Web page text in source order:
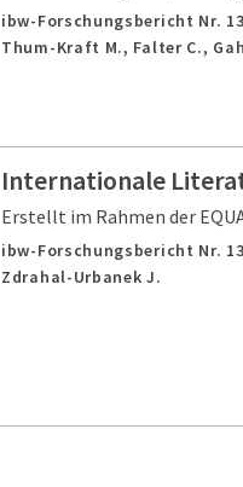
ibw-Forschungsbericht Nr.
Thum-Kraft M., Falter C.,
Internationale
Erstellt im Rahmen der
ibw-Forschungsbericht Nr.
Zdrahal-Urbanek J.